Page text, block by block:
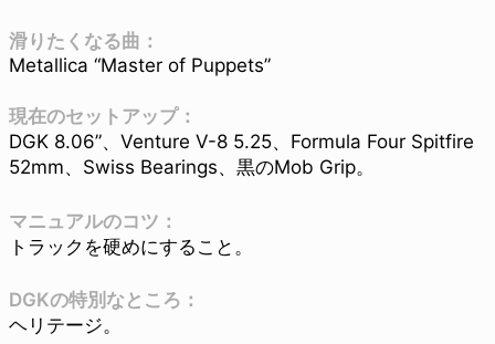
滑りたくなる曲：
Metallica “Master of Puppets”
現在のセットアップ：
DGK 8.06”、Venture V-8 5.25、Formula Four Spitfire
52mm、Swiss Bearings、黒のMob Grip。
マニュアルのコツ：
トラックを硬めにすること。
DGKの特別なところ：
ヘリテージ。